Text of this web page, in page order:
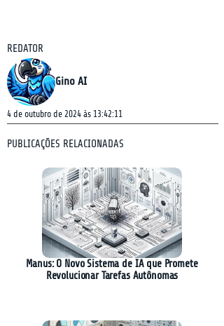
REDATOR
Gino AI
4 de outubro de 2024 às 13:42:11
PUBLICAÇÕES RELACIONADAS
Manus: O Novo Sistema de IA que Promete
Revolucionar Tarefas Autônomas